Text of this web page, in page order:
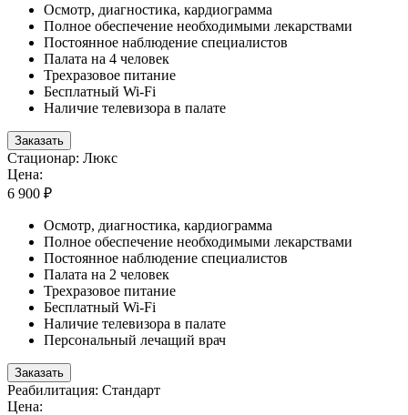
Осмотр, диагностика, кардиограмма
Полное обеспечение необходимыми лекарствами
Постоянное наблюдение специалистов
Палата на 4 человек
Трехразовое питание
Бесплатный Wi-Fi
Наличие телевизора в палате
Заказать
Стационар: Люкс
Цена:
6 900 ₽
Осмотр, диагностика, кардиограмма
Полное обеспечение необходимыми лекарствами
Постоянное наблюдение специалистов
Палата на 2 человек
Трехразовое питание
Бесплатный Wi-Fi
Наличие телевизора в палате
Персональный лечащий врач
Заказать
Реабилитация: Стандарт
Цена: